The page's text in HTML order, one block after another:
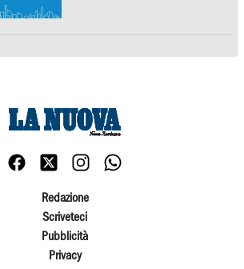
Redazione
Scriveteci
Pubblicità
Privacy